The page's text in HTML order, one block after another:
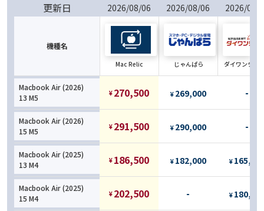
更新日 2026/08/06 2026/08/06 2026/08/
機種名
Mac Relic じゃんぱら ダイワンテレ
Macbook Air (2026)
13 M5
¥ 270,500 ¥ 269,000 -
Macbook Air (2026)
15 M5
¥ 291,500 ¥ 290,000 -
Macbook Air (2025)
13 M4
¥ 186,500 ¥ 182,000 ¥
Macbook Air (2025)
15 M4
¥ 202,500 - ¥